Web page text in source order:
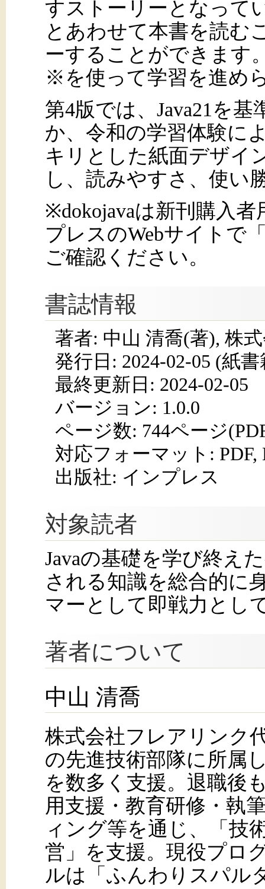
すストーリーとなって
とあわせて本書を読む
ーすることができます
※を使って学習を進め
第4版では、Java21を
か、令和の学習体験に
キリとした紙面デザイ
し、読みやすさ、使い
※dokojavaは新刊購入
プレスのWebサイトで
ご確認ください。
書誌情報
著者: 中山 清喬(著), 株
発行日: 2024-02-05 (紙書
最終更新日: 2024-02-05
バージョン: 1.0.0
ページ数: 744ページ
対応フォーマット: PDF,
出版社: インプレス
対象読者
Javaの基礎を学び終え
される知識を総合的に
マーとして即戦力とし
著者について
中山 清喬
株式会社フレアリンク
の先進技術部隊に所属
を数多く支援。退職後
用支援・教育研修・執
ィング等を通じ、「技
営」を支援。現役プロ
ルは「ふんわりスパル